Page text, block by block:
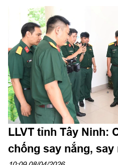
bệnh, say nắng, say nóng, đảm
huấn luyện, ở điều kiện rất khắc
LLVT tỉnh Tây Ninh:
chống say nắng, say